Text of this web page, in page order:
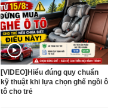
[VIDEO]Hiểu đúng quy chuẩn
kỹ thuật khi lựa chọn ghế ngồi ô
tô cho trẻ